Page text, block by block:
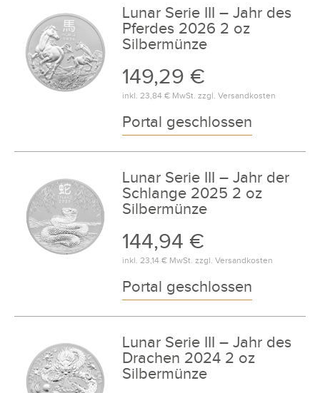
Lunar Serie III – Jahr des
Pferdes 2026 2 oz
Silbermünze
149,29 €
inkl. 23,84 €MwSt. zzgl. Versandkosten
Portal geschlossen
Lunar Serie III – Jahr der
Schlange 2025 2 oz
Silbermünze
144,94 €
inkl. 23,14 €MwSt. zzgl. Versandkosten
Portal geschlossen
Lunar Serie III – Jahr des
Drachen 2024 2 oz
Silbermünze